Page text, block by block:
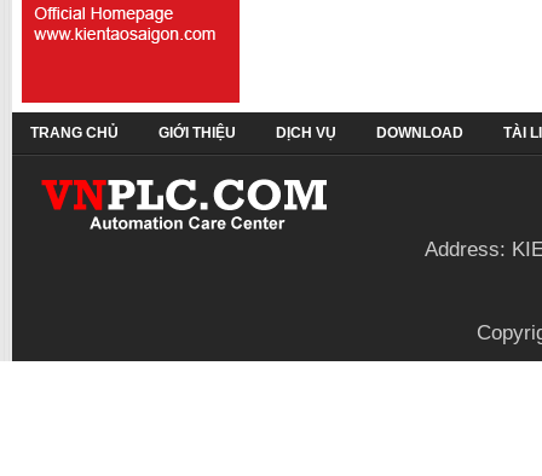
TRANG CHỦ GIỚI THIỆU DỊCH VỤ DOWNLOAD TÀI
Address: